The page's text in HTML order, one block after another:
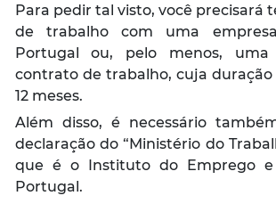
Para pedir tal visto, você precisará
de trabalho com uma
Portugal ou, pelo menos, uma
contrato de trabalho, cuja duração
12 meses.
Além disso, é necessário
declaração do “Ministério do
que é o Instituto do Emprego e
Portugal.